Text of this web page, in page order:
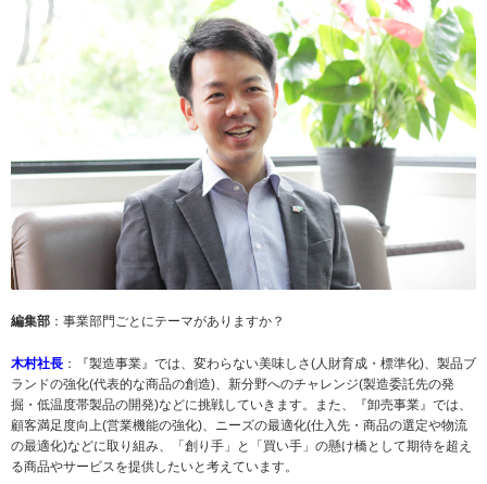
編集部 ：事業部門ごとにテーマがありますか？
木村社長 ：『製造事業』では、変わらない美味しさ(人財育成・標準化)、製品ブ
ランドの強化(代表的な商品の創造)、新分野へのチャレンジ(製造委託先の発
掘・低温度帯製品の開発)などに挑戦していきます。また、『卸売事業』では、
顧客満足度向上(営業機能の強化)、ニーズの最適化(仕入先・商品の選定や物流
の最適化)などに取り組み、「創り手」と「買い手」の懸け橋として期待を超え
る商品やサービスを提供したいと考えています。